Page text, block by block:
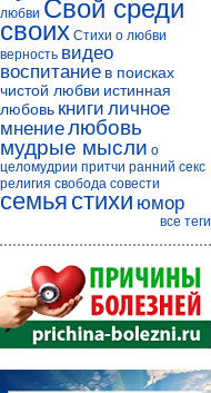
любви Свой среди
своих Стихи о любви
верность видео
воспитание в поисках
чистой любви истинная
любовь книги личное
мнениелюбовь
мудрые мысли о
целомудрии притчи ранний секс
религия свобода совести
семья стихи юмор
все теги